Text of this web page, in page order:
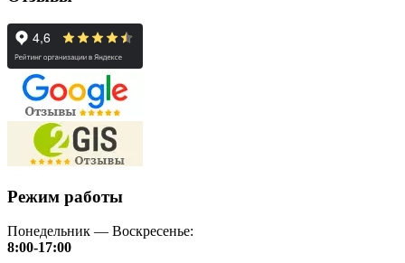
Режим работы
Понедельник — Воскресенье:
8:00-17:00